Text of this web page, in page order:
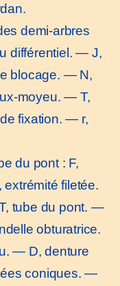
demi-arbres
différentiel. — J,
blocage. — N,
moyeu. — T,
fixation. — r,
du pont : F,
filetée.
tube du pont. —
obturatrice.
— D, denture
coniques. —